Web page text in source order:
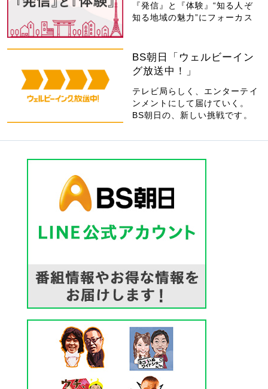
『発信』と『体験』“知る人ぞ
知る地域の魅力”にフォーカス
BS朝日「ウェルビーイン
グ放送中！」
テレビ局らしく、エンターテイ
ンメントにして届けていく。
BS朝日の、新しい挑戦です。